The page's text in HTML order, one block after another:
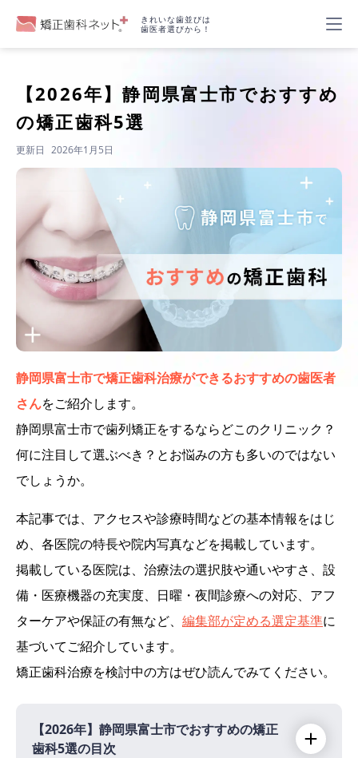
きれいな歯並びは
歯医者選びから！
【2026年】静岡県富士市でおすすめ
の矯正歯科5選
更新日 2026年1月5日
静岡県富士市で矯正歯科治療ができるおすすめの歯医者
さんをご紹介します。
静岡県富士市で歯列矯正をするならどこのクリニック？
何に注目して選ぶべき？とお悩みの方も多いのではない
でしょうか。
本記事では、アクセスや診療時間などの基本情報をはじ
め、各医院の特長や院内写真などを掲載しています。
掲載している医院は、治療法の選択肢や通いやすさ、設
備・医療機器の充実度、日曜・夜間診療への対応、アフ
ターケアや保証の有無など、 編集部が定める選定基準に
基づいてご紹介しています。
矯正歯科治療を検討中の方はぜひ読んでみてください。
【2026年】 静岡県富士市でおすすめの矯正
歯科5選の目次